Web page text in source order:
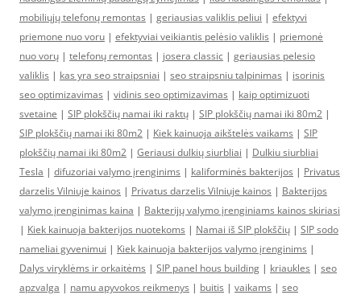
mobiliųjų telefonų remontas | geriausias valiklis peliui | efektyvi
priemone nuo voru | efektyviai veikiantis pelėsio valiklis | priemonė
nuo vorų | telefonų remontas | josera classic | geriausias pelesio
valiklis | kas yra seo straipsniai | seo straipsniu talpinimas | isorinis
seo optimizavimas | vidinis seo optimizavimas | kaip optimizuoti
svetaine | SIP plokščių namai iki raktų | SIP plokščių namai iki 80m2 |
SIP plokščių namai iki 80m2 | Kiek kainuoja aikštelės vaikams | SIP
plokščių namai iki 80m2 | Geriausi dulkių siurbliai | Dulkiu siurbliai
Tesla | difuzoriai valymo įrenginims | kaliforminės bakterijos | Privatus
darzelis Vilniuje kainos | Privatus darzelis Vilniuje kainos | Bakterijos
valymo įrenginimas kaina | Bakterijų valymo įrenginiams kainos skiriasi
| Kiek kainuoja bakterijos nuotekoms | Namai iš SIP plokščių | SIP sodo
nameliai gyvenimui | Kiek kainuoja bakterijos valymo įrenginims |
Dalys viryklėms ir orkaitėms | SIP panel hous building | kriaukles | seo
apzvalga | namu apyvokos reikmenys | buitis | vaikams | seo